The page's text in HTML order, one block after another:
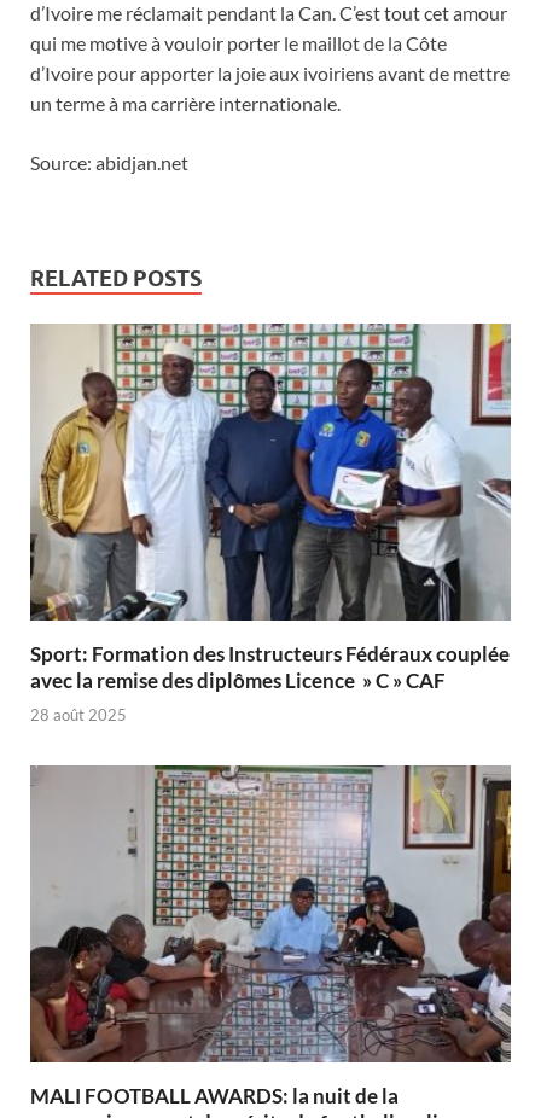
d’Ivoire me réclamait pendant la Can. C’est tout cet amour
qui me motive à vouloir porter le maillot de la Côte
d’Ivoire pour apporter la joie aux ivoiriens avant de mettre
un terme à ma carrière internationale.
Source: abidjan.net
RELATED POSTS
Sport: Formation des Instructeurs Fédéraux couplée
avec la remise des diplômes Licence » C » CAF
28 août 2025
MALI FOOTBALL AWARDS: la nuit de la